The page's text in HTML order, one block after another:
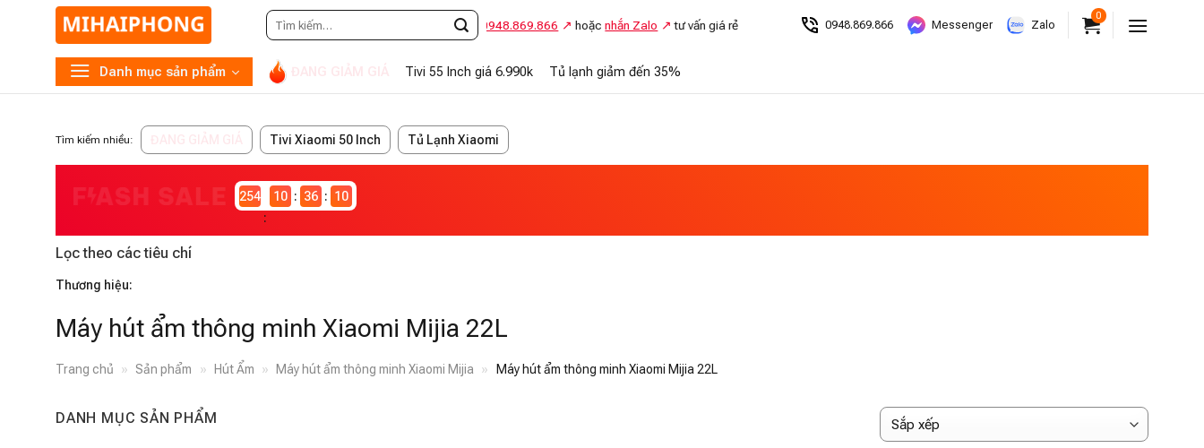
Tìm
kiếm:
Gọi0948.869.866 hoặcnhắn Zalo tư vấn giá rẻ 0948.869.866 Messenger Zalo
0
Danh mục sản phẩm ĐANG GIẢM GIÁ Tivi 55 Inch giá 6.990k Tủ lạnh giảm đến 35%
Tìm kiếm nhiều: ĐANG GIẢM GIÁ Tivi Xiaomi 50 Inch Tủ Lạnh Xiaomi
2546981
10 36 10
Lọc theo các tiêu chí
Thương hiệu:
Máy hút ẩm thông minh Xiaomi Mijia 22L
Trang chủ » Sản phẩm » Hút Ẩm » Máy hút ẩm thông minh Xiaomi Mijia » Máy hút ẩm thông minh Xiaomi Mijia 22L
DANH MỤC SẢN PHẨM